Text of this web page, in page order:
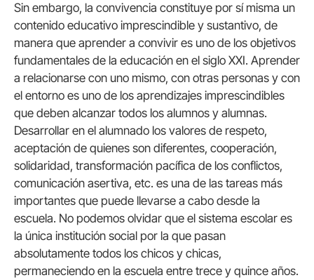
Sin embargo, la convivencia constituye por sí misma un
contenido educativo imprescindible y sustantivo, de
manera que aprender a convivir es uno de los objetivos
fundamentales de la educación en el siglo XXI. Aprender
a relacionarse con uno mismo, con otras personas y con
el entorno es uno de los aprendizajes imprescindibles
que deben alcanzar todos los alumnos y alumnas.
Desarrollar en el alumnado los valores de respeto,
aceptación de quienes son diferentes, cooperación,
solidaridad, transformación pacífica de los conflictos,
comunicación asertiva, etc. es una de las tareas más
importantes que puede llevarse a cabo desde la
escuela. No podemos olvidar que el sistema escolar es
la única institución social por la que pasan
absolutamente todos los chicos y chicas,
permaneciendo en la escuela entre trece y quince años.